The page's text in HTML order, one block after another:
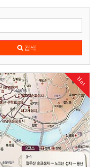
검색
Hot